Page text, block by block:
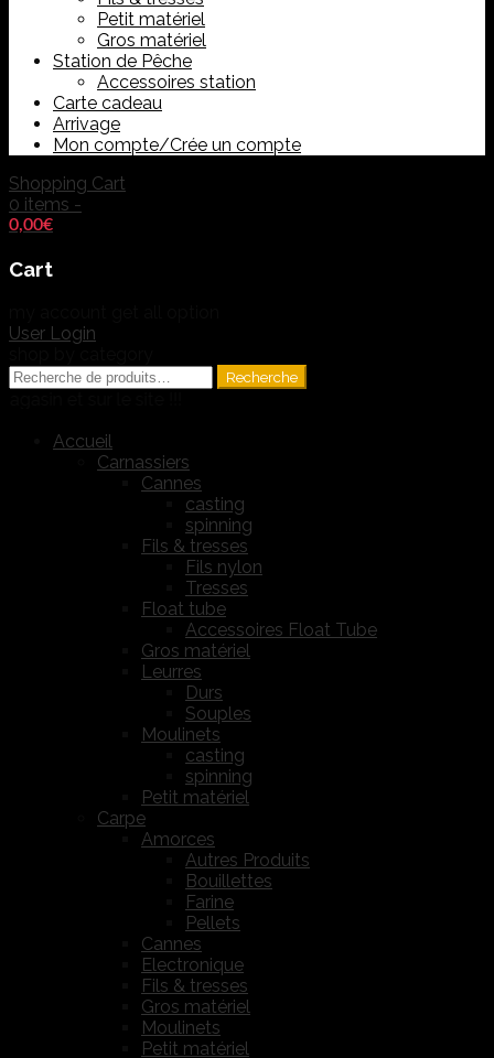
Petit matériel
Gros matériel
Station de Pêche
Accessoires station
Carte cadeau
Arrivage
Mon compte/Crée un compte
Shopping Cart
0 items -
0,00€
Cart
User Login
Recherche
pour :
Recherche
Accueil
Carnassiers
Cannes
casting
spinning
Fils & tresses
Fils nylon
Tresses
Float tube
Accessoires Float Tube
Gros matériel
Leurres
Durs
Souples
Moulinets
casting
spinning
Petit matériel
Carpe
Amorces
Autres Produits
Bouillettes
Farine
Pellets
Cannes
Electronique
Fils & tresses
Gros matériel
Moulinets
Petit matériel